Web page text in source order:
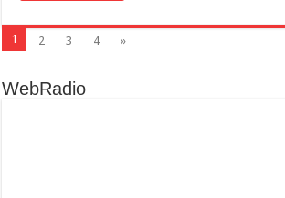
1 2 3 4 »
WebRadio